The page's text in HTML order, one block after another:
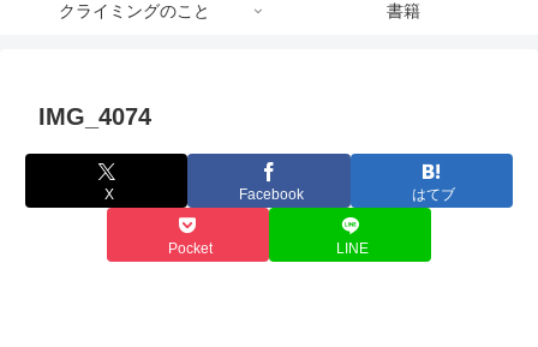
クライミングのこと 書籍
IMG_4074
X Facebook はてブ
Pocket LINE